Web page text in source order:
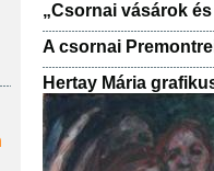
„Csornai vásárok
A csornai
Hertay Mária